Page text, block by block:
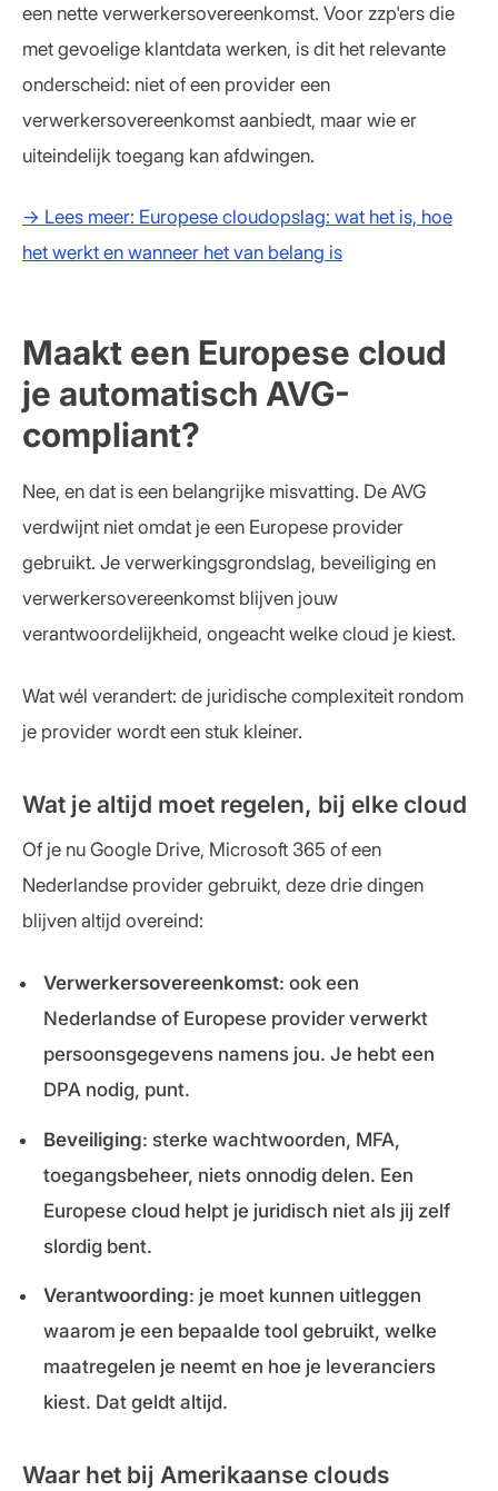
een nette verwerkersovereenkomst. Voor zzp'ers die
met gevoelige klantdata werken, is dit het relevante
onderscheid: niet of een provider een
verwerkersovereenkomst aanbiedt, maar wie er
uiteindelijk toegang kan afdwingen.
→ Lees meer: Europese cloudopslag: wat het is, hoe
het werkt en wanneer het van belang is
Maakt een Europese cloud
je automatisch AVG-
compliant?
Nee, en dat is een belangrijke misvatting. De AVG
verdwijnt niet omdat je een Europese provider
gebruikt. Je verwerkingsgrondslag, beveiliging en
verwerkersovereenkomst blijven jouw
verantwoordelijkheid, ongeacht welke cloud je kiest.
Wat wél verandert: de juridische complexiteit rondom
je provider wordt een stuk kleiner.
Wat je altijd moet regelen, bij elke cloud
Of je nu Google Drive, Microsoft 365 of een
Nederlandse provider gebruikt, deze drie dingen
blijven altijd overeind:
Verwerkersovereenkomst: ook een
Nederlandse of Europese provider verwerkt
persoonsgegevens namens jou. Je hebt een
DPA nodig, punt.
Beveiliging: sterke wachtwoorden, MFA,
toegangsbeheer, niets onnodig delen. Een
Europese cloud helpt je juridisch niet als jij zelf
slordig bent.
Verantwoording: je moet kunnen uitleggen
waarom je een bepaalde tool gebruikt, welke
maatregelen je neemt en hoe je leveranciers
kiest. Dat geldt altijd.
Waar het bij Amerikaanse clouds